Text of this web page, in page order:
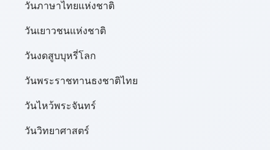
วันภาษาไทยแห่งชาติ
วันเยาวชนแห่งชาติ
วันงดสูบบุหรี่โลก
วันพระราชทานธงชาติไทย
วันไหว้พระจันทร์​
วันวิทยาศาสตร์